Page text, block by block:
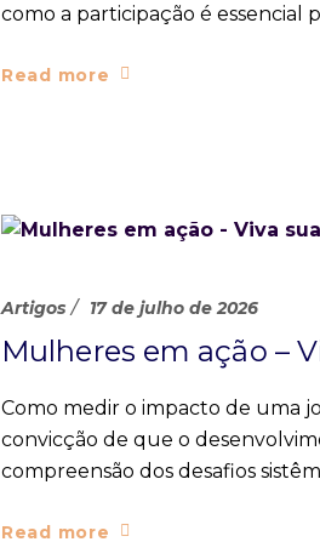
como a participação é
Read more
Artigos 17 de julho de 2026
Mulheres em ação –
Como medir o impacto de uma
convicção de que o
compreensão dos desafios
Read more